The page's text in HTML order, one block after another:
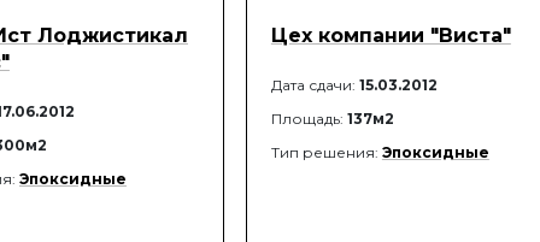
Лоджистикал
Эпоксидные
Цех компании "Виста"
Дата сдачи: 15.03.2012
Площадь: 137м2
Тип решения: Эпоксидные